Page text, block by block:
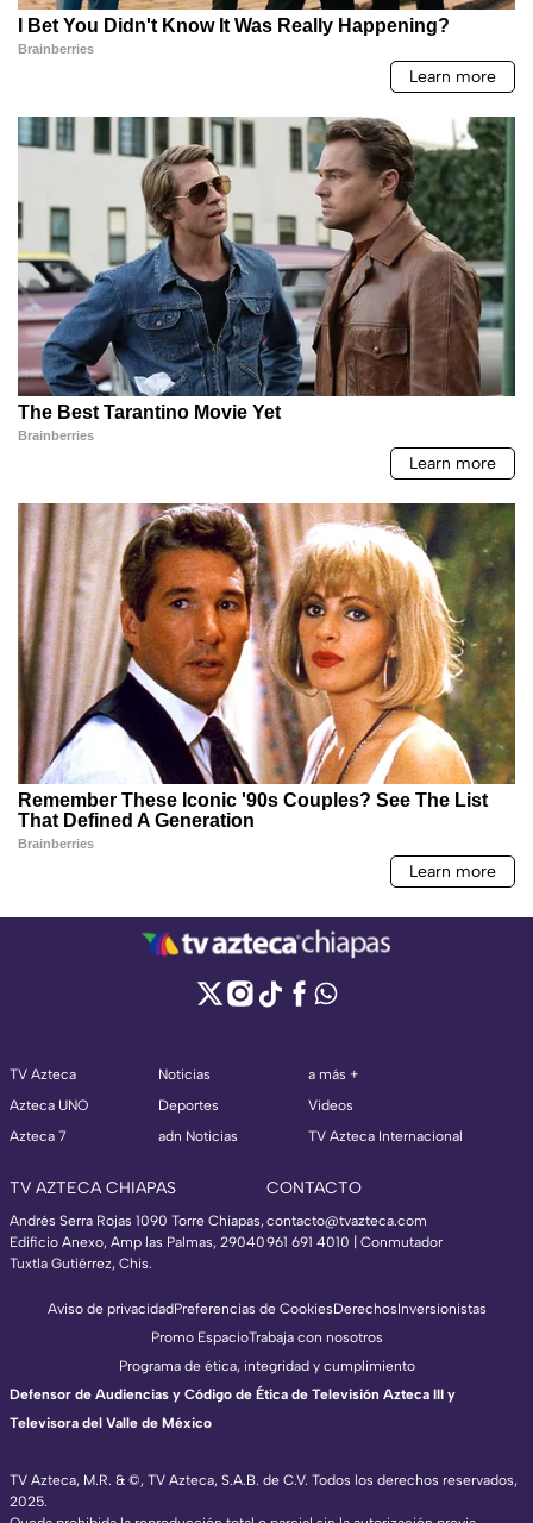
TV Azteca
Azteca UNO
Azteca 7
Noticias
Deportes
adn Noticias
a más +
Videos
TV Azteca Internacional
TV AZTECA CHIAPAS
Andrés Serra Rojas 1090 Torre Chiapas,
Edificio Anexo, Amp las Palmas, 29040
Tuxtla Gutiérrez, Chis.
CONTACTO
contacto@tvazteca.com
961 691 4010 | Conmutador
TV Azteca, M.R. & ©, TV Azteca, S.A.B. de C.V. Todos los derechos reservados,
2025.
Aviso de privacidadPreferencias de CookiesDerechosInversionistas
Promo EspacioTrabaja con nosotros
Programa de ética, integridad y cumplimiento
Defensor de Audiencias y Código de Ética de Televisión Azteca III y
Televisora del Valle de México